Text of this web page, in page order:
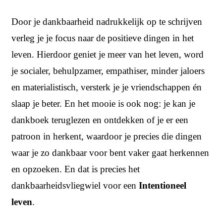
Door je dankbaarheid nadrukkelijk op te schrijven
verleg je je focus naar de positieve dingen in het
leven. Hierdoor geniet je meer van het leven, word
je socialer, behulpzamer, empathiser, minder jaloers
en materialistisch, versterk je je vriendschappen én
slaap je beter. En het mooie is ook nog: je kan je
dankboek teruglezen en ontdekken of je er een
patroon in herkent, waardoor je precies die dingen
waar je zo dankbaar voor bent vaker gaat herkennen
en opzoeken. En dat is precies het
dankbaarheidsvliegwiel voor een Intentioneel
leven.